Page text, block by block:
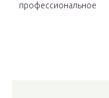
профессиональное